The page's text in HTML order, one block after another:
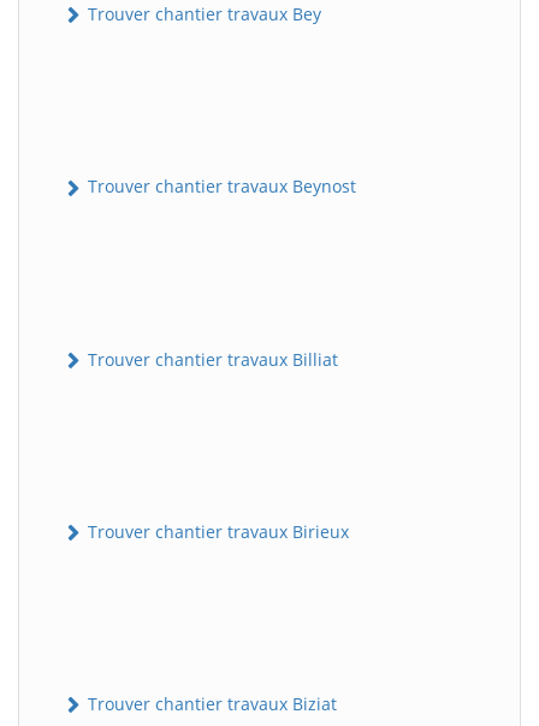
Trouver chantier travaux Bey
Trouver chantier travaux Beynost
Trouver chantier travaux Billiat
Trouver chantier travaux Birieux
Trouver chantier travaux Biziat